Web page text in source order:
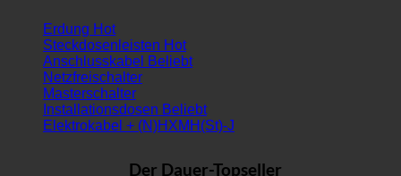
Erdung
Steckdosenleisten
Anschlusskabel
Netzfreischalter
Masterschalter
Installationsdosen
Elektrokabel + (N)HXMH(St)-J
Der Dauer-Topseller